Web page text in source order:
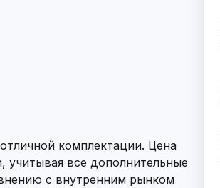
комплектации. Цена
учитывая все дополнительные
с внутренним рынком